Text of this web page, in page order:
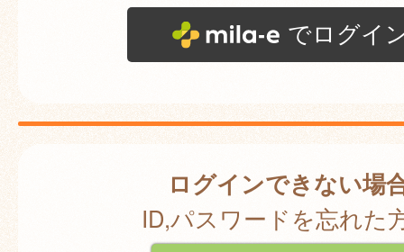
でログイ
ログインできない場
ID,パスワードを忘れた